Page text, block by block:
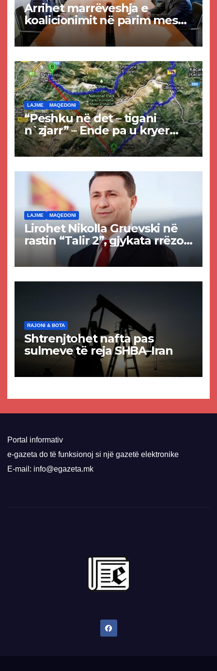
Arrihet marrëveshja e
koalicionimit në parim mes
Kurtit dhe Abdixhikut
LAJME MAQEDONI
“Peshku në det – tigani
n`zjarr” – Ende pa u kryer
projekti i tunelit, komuna e
Tetovës nis punimet për
LAJME MAQEDONI
Lirohet Nikolla Gruevski në
rastin “Talir 2”, gjykata rrëzon
akuzat për ndërtimin e
paligjshëm të selisë së
RAJONI & BOTA
Shtrenjtohet nafta pas
sulmeve të reja SHBA–Iran
Portal informativ
e-gazeta do të funksionoj si një gazetë elektronike
E-mail: info@egazeta.mk